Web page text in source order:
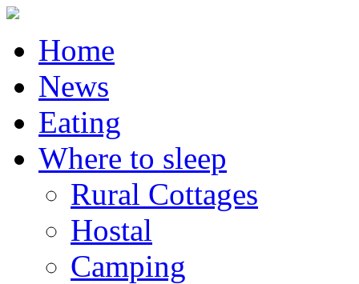
Home
News
Eating
Where to sleep
Rural Cottages
Hostal
Camping